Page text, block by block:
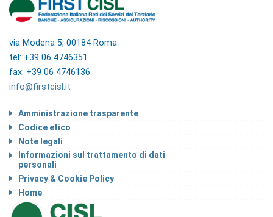
via Modena 5, 00184 Roma
tel: +39 06 4746351
fax: +39 06 4746136
info@firstcisl.it
Amministrazione trasparente
Codice etico
Note legali
Informazioni sul trattamento di dati
personali
Privacy & Cookie Policy
Home